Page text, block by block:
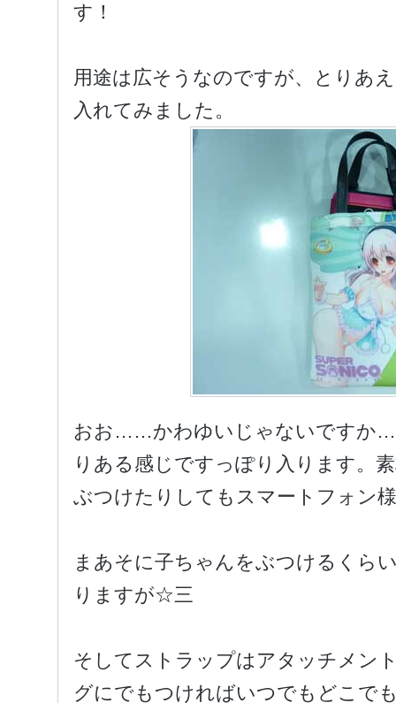
す！
用途は広そうなのですが、とりあ
入れてみました。
おお……かわゆいじゃないですか
りある感じですっぽり入ります。
ぶつけたりしてもスマートフォン
まあそに子ちゃんをぶつけるくら
りますが☆三
そしてストラップはアタッチメン
グにでもつければいつでもどこで